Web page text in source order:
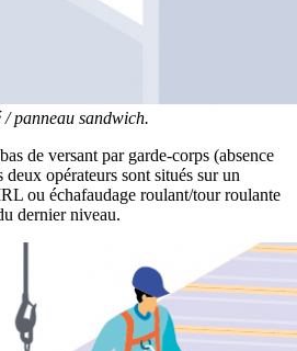
/ panneau sandwich.
de versant par garde-corps (absence
opérateurs sont situés sur un
ou échafaudage roulant/tour roulante
dernier niveau.